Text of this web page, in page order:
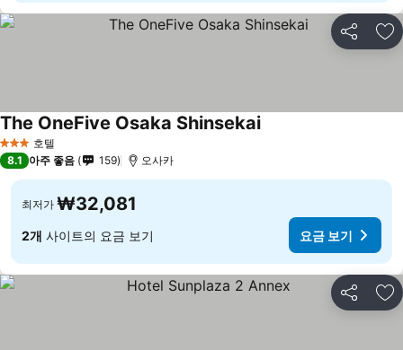
공유 즐
3 성급 호텔
The OneFive Osaka Shinsekai요금 보기
8.1 아주 좋음 159 오사카
최저가 ₩32,081
2개 사이트의 요금 보기 요금 보기
공유 즐